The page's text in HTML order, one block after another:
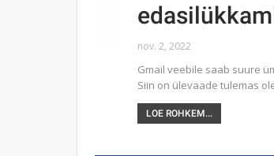
nov. 2, 2022
Gmail veebile saab suure
Siin on ülevaade tulemas
LOE ROHKEM...